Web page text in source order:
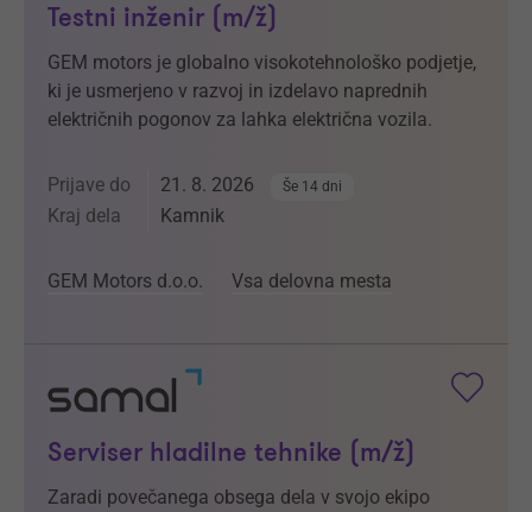
Testni inženir (m/ž)
GEM motors je globalno visokotehnološko podjetje,
ki je usmerjeno v razvoj in izdelavo naprednih
električnih pogonov za lahka električna vozila.
Prijave do 21. 8. 2026 Še 14 dni
Kraj dela Kamnik
GEM Motors d.o.o. Vsa delovna mesta
Serviser hladilne tehnike (m/ž)
Zaradi povečanega obsega dela v svojo ekipo